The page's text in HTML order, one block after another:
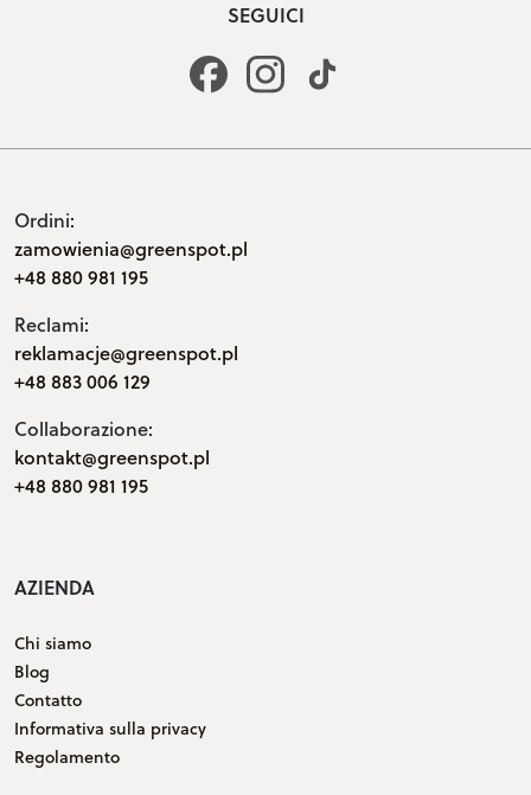
SEGUICI
Ordini:
zamowienia@greenspot.pl
+48 880 981 195
Reclami:
reklamacje@greenspot.pl
+48 883 006 129
Collaborazione:
kontakt@greenspot.pl
+48 880 981 195
AZIENDA
Chi siamo
Blog
Contatto
Informativa sulla privacy
Regolamento